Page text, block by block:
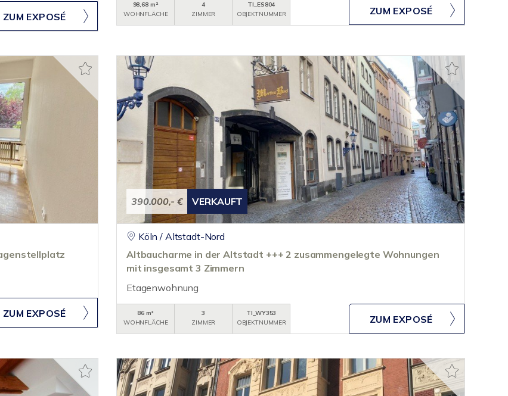
ZUM EXPOSÉ
98,68 m²
WOHNFLÄCHE
4
ZIMMER
TI_ES804
OBJEKTNUMMER
ZUM EXPOSÉ
ZUM EXPOSÉ
390.000,- € VERKAUFT
Köln / Altstadt-Nord
Altbaucharme in der Altstadt +++ 2 zusammengelegte Wohnungen
mit insgesamt 3 Zimmern
Etagenwohnung
86 m²
WOHNFLÄCHE
3
ZIMMER
TI_WY353
OBJEKTNUMMER
ZUM EXPOSÉ